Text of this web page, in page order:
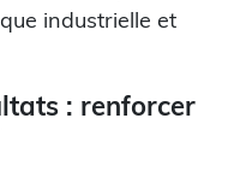
industrielle et
: renforcer